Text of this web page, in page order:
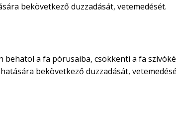
bekövetkező duzzadását, vetemedését.
behatol a fa pórusaiba, csökkenti a fa
bekövetkező duzzadását,